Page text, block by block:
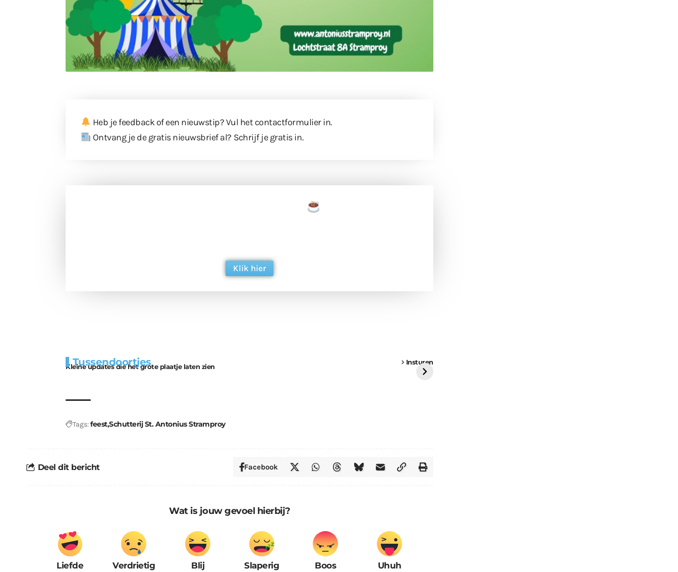
Heb je feedback of een nieuwstip? Vul het contactformulierin.
Ontvang je de gratis nieuwsbrief al? Schrijf je gratis in.
Klik hier
Tussendoortjes Insturen
Kleine updates die het grote plaatje laten zien
bouwmateriaal voor
kabouters
uitdaging
Tags:feestSchutterij St. Antonius Stramproy
Deel dit bericht Facebook
Wat is jouw gevoel hierbij?
Liefde Verdrietig Blij Slaperig Boos Uhuh